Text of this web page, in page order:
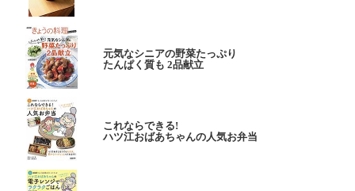
元気なシニアの野菜たっぷり
たんぱく質も 2品献立
これならできる!
ハツ江おばあちゃんの人気お弁当